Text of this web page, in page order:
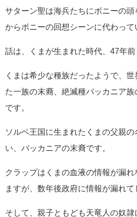
サターン聖は海兵たちにボニーの頭
からボニーの回想シーンに代わって
話は、くまが生まれた時代、47年前
くまは希少な種族だったようで、世
た一族の末裔、絶滅種バッカニア族
です。
ソルベ王国に生まれたくまの父親
い、バッカニアの末裔です。
クラップはくまの血液の情報が漏
ますが、数年後政府に情報が漏れて
そして、親子ともども天竜人の奴隷